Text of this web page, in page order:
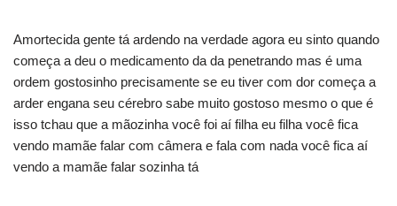
Amortecida gente tá ardendo na verdade agora eu sinto quando
começa a deu o medicamento da da penetrando mas é uma
ordem gostosinho precisamente se eu tiver com dor começa a
arder engana seu cérebro sabe muito gostoso mesmo o que é
isso tchau que a mãozinha você foi aí filha eu filha você fica
vendo mamãe falar com câmera e fala com nada você fica aí
vendo a mamãe falar sozinha tá